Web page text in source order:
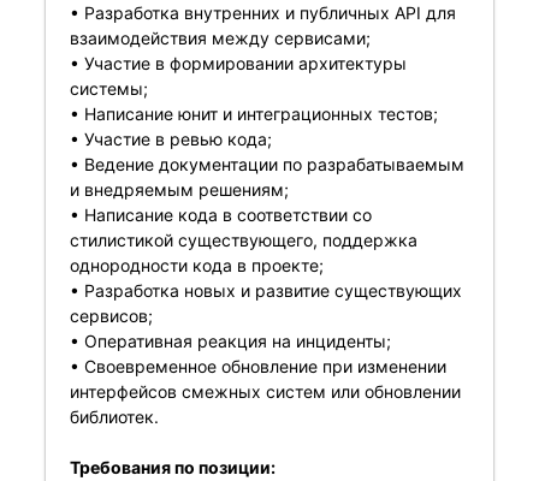
• Разработка внутренних и публичных API для
взаимодействия между сервисами;
• Участие в формировании архитектуры
системы;
• Написание юнит и интеграционных тестов;
• Участие в ревью кода;
• Ведение документации по разрабатываемым
и внедряемым решениям;
• Написание кода в соответствии со
стилистикой существующего, поддержка
однородности кода в проекте;
• Разработка новых и развитие существующих
сервисов;
• Оперативная реакция на инциденты;
• Своевременное обновление при изменении
интерфейсов смежных систем или обновлении
библиотек.
Требования по позиции: